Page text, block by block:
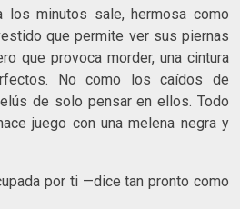
minutos sale, hermosa como
que permite ver sus piernas
que provoca morder, una cintura
No como los caídos de
de solo pensar en ellos. Todo
juego con una melena negra y
por ti —dice tan pronto como